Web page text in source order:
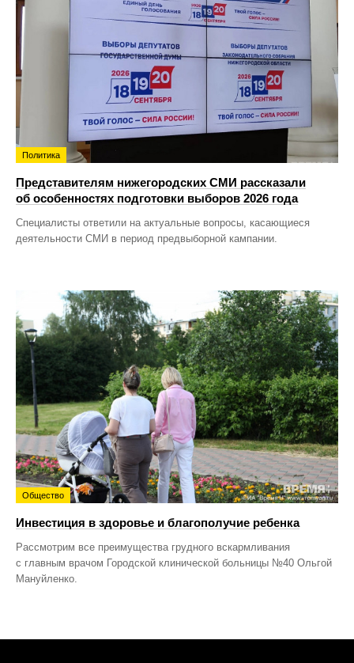
Политика
Представителям нижегородских СМИ рассказали
об особенностях подготовки выборов 2026 года
Специалисты ответили на актуальные вопросы, касающиеся
деятельности СМИ в период предвыборной кампании.
Общество
Инвестиция в здоровье и благополучие ребенка
Рассмотрим все преимущества грудного вскармливания
с главным врачом Городской клинической больницы №40 Ольгой
Мануйленко.